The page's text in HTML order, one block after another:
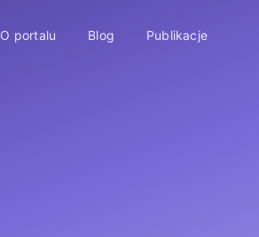
O portalu Blog Publikacje